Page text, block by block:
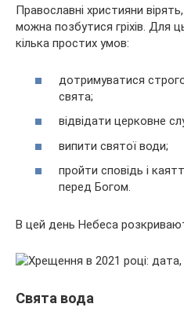
Православні християни
можна позбутися гріхів. Для
кілька простих умов:
дотримуватися
свята;
відвідати церковне
випити святої води;
пройти сповідь і
перед Богом.
В цей день Небеса
Свята вода